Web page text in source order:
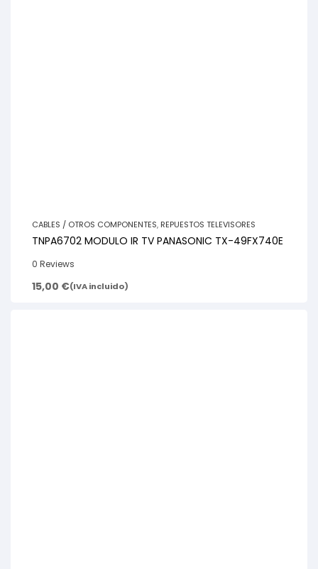
CABLES / OTROS COMPONENTES, REPUESTOS TELEVISORES
TNPA6702 MODULO IR TV PANASONIC TX-49FX740E
0 Reviews
15,00 €(IVA incluido)